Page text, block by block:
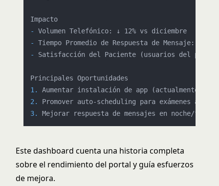
Impacto
-
Volumen Telefónico: ↓ 12% vs diciembre
-
-
Satisfacción del Paciente (usuarios del
1.
2.
3.
Este dashboard cuenta una historia completa
sobre el rendimiento del portal y guía esfuerzos
de mejora.